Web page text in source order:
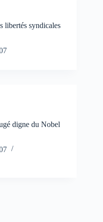
libertés syndicales
digne du Nobel